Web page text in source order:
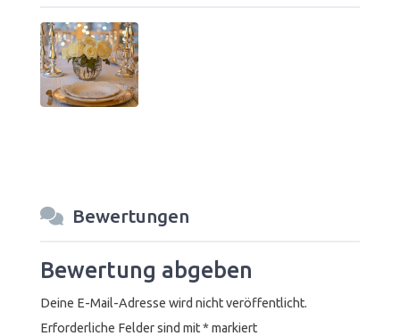
Bewertungen
Bewertung abgeben
Deine E-Mail-Adresse wird nicht veröffentlicht.
Erforderliche Felder sind mit*markiert